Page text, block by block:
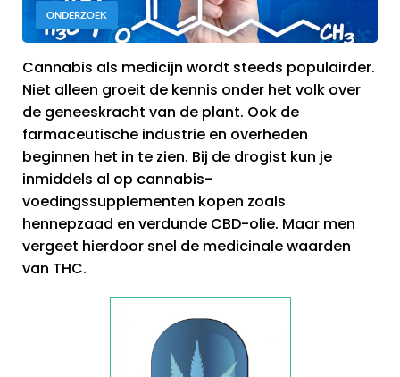
ONDERZOEK
Cannabis als medicijn wordt steeds populairder.
Niet alleen groeit de kennis onder het volk over
de geneeskracht van de plant. Ook de
farmaceutische industrie en overheden
beginnen het in te zien. Bij de drogist kun je
inmiddels al op cannabis-
voedingssupplementen kopen zoals
hennepzaad en verdunde CBD-olie. Maar men
vergeet hierdoor snel de medicinale waarden
van THC.